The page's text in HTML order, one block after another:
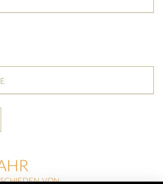
VON